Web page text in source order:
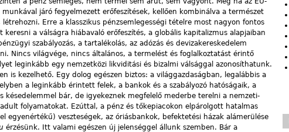
járó fegyelmezett erőfeszítések, kellően kombinálva a természet
Erre a klasszikus pénzsemlegességi tételre most nagyon fontos
a válságra hiábavaló erőfeszítés, a globális kapitalizmus alapjaiban
szabályozás, a tartalékolás, az adózás és devizakereskedelem
Nincs világvége, nincs általános, a termelést és foglalkoztatást érintő
leginkább egy nemzetközi likviditási és bizalmi válsággal azonosíthatunk.
is kezelhető. Egy dolog egészen biztos: a világgazdaságban, legalábbis a
a leginkább érintett felek, a bankok és a szabályozó hatóságaik, a
késedelemmel bár, de igyekeznek megfelelő mederbe terelni a nemzeti-
folyamatokat. Ezúttal, a pénz és tőkepiacokon elpárolgott hatalmas
egyenértékű) veszteségek, az óriásbankok, befektetési házak alámerülése
érzésünk. Itt valami egészen új jelenséggel állunk szemben. Bár a